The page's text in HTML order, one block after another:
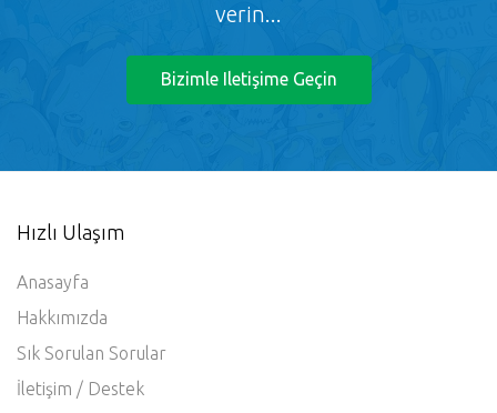
verin...
Bizimle Iletişime Geçin
Hızlı Ulaşım
Anasayfa
Hakkımızda
Sık Sorulan Sorular
İletişim / Destek